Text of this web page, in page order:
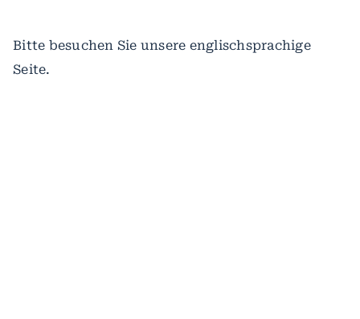
Bitte besuchen Sie unsere englischsprachige
Seite.